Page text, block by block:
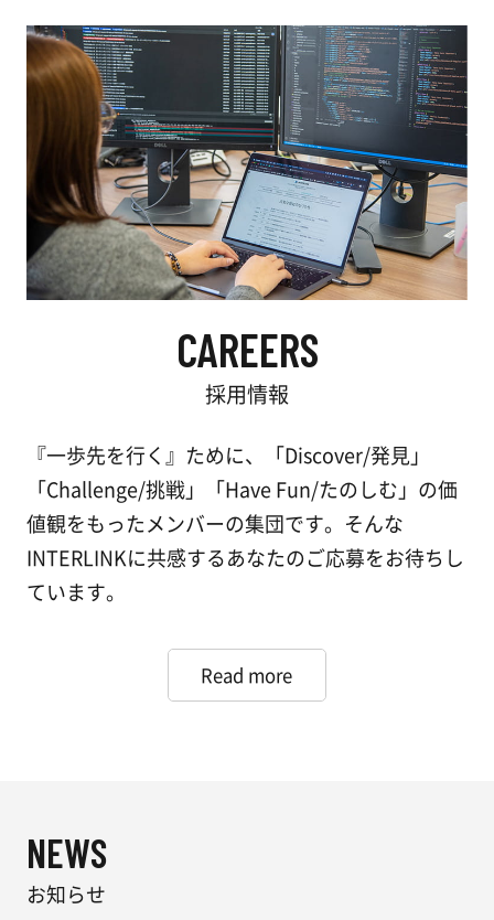
CAREERS
採用情報
『一歩先を行く』ために、「Discover/発見」
「Challenge/挑戦」「Have Fun/たのしむ」の価
値観をもったメンバーの集団です。そんな
INTERLINKに共感するあなたのご応募をお待ちし
ています。
Read more
NEWS
お知らせ